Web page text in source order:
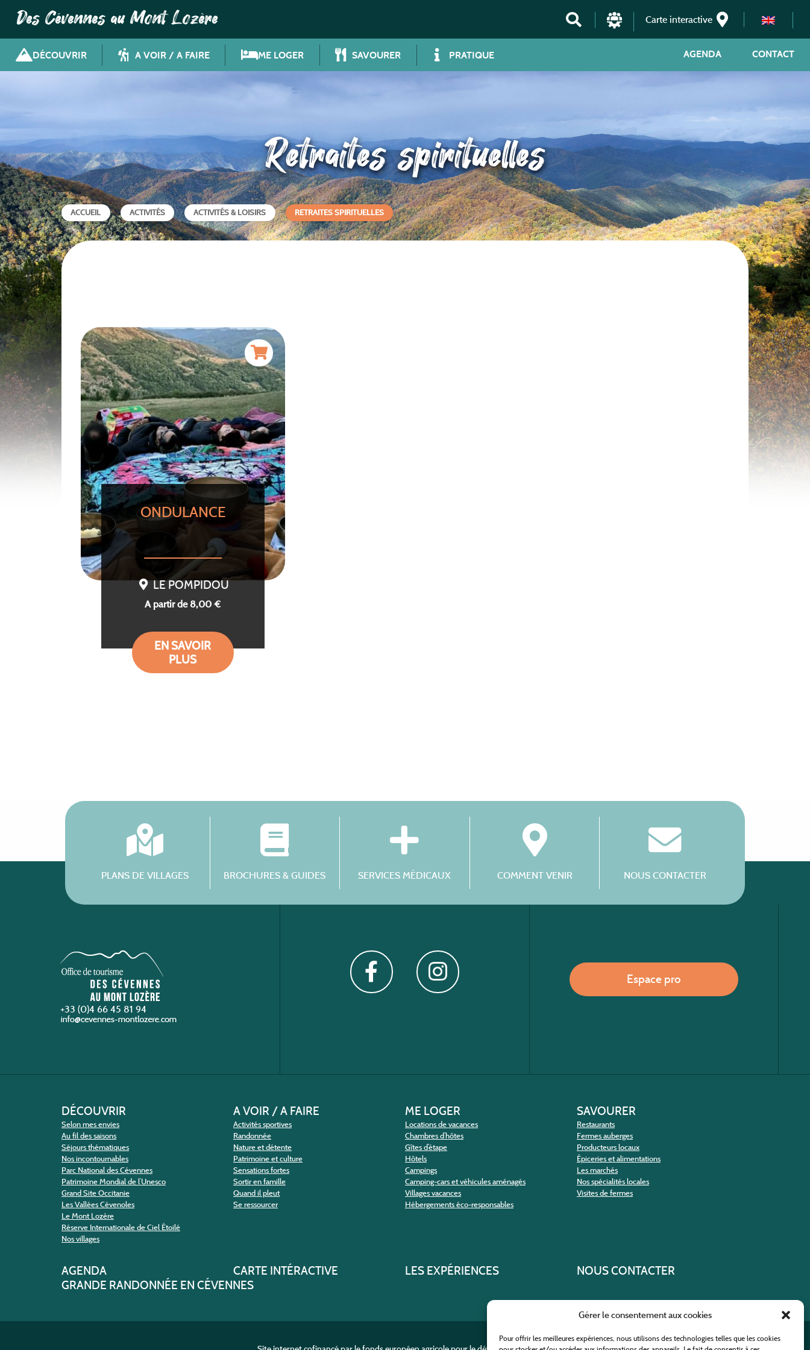
Gérer le consentement aux cookies
Pour offrir les meilleures expériences, nous utilisons des technologies telles que les cookies
Des Cévennes au Mont Lozère Carte interactive
DÉCOUVRIR A VOIR / A FAIRE ME LOGER SAVOURER PRATIQUE CONTACT
AGENDA
Retraites spirituelles
ACCUEIL ACTIVITÉS ACTIVITÉS & LOISIRS RETRAITES SPIRITUELLES
ONDULANCE
LE POMPIDOU
A partir de 8,00 €
EN SAVOIR
PLUS
PLANS DE VILLAGES BROCHURES & GUIDES SERVICES MÉDICAUX COMMENT VENIR NOUS CONTACTER
+33 (0)4 66 45 81 94
Espace pro
DÉCOUVRIR
Selon mes envies
Au fil des saisons
Séjours thématiques
Nos incontournables
Parc National des Cévennes
Patrimoine Mondial de l’Unesco
Grand Site Occitanie
Les Vallées Cévenoles
Le Mont Lozère
Réserve Internationale de Ciel Étoilé
Nos villages
A VOIR / A FAIRE
Activités sportives
Randonnée
Nature et détente
Patrimoine et culture
Sensations fortes
Sortir en famille
Quand il pleut
Se ressourcer
ME LOGER
Locations de vacances
Chambres d’hôtes
Gîtes d’étape
Hôtels
Campings
Camping-cars et véhicules aménagés
Villages vacances
Hébergements éco-responsables
SAVOURER
Restaurants
Fermes auberges
Producteurs locaux
Épiceries et alimentations
Les marchés
Nos spécialités locales
Visites de fermes
AGENDA CARTE INTÉRACTIVE LES EXPÉRIENCES
NOUS CONTACTER
GRANDE RANDONNÉE EN CÉVENNES